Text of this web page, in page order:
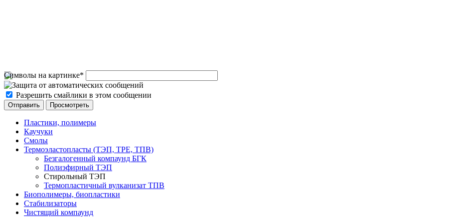
Символы на картинке*
Разрешить смайлики в этом сообщении
Пластики, полимеры
Каучуки
Смолы
Термоэластопласты (ТЭП, TPE, ТПВ)
Безгалогенный компаунд БГК
Полиэфирный ТЭП
Стирольный ТЭП
Термопластичный вулканизат ТПВ
Биополимеры, биопластики
Стабилизаторы
Чистящий компаунд